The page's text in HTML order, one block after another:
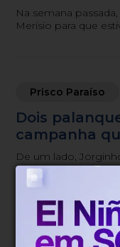
Na semana
Merísio para que
Prisco Paraíso
Dois
campanha
De um lado,
reeleição. Do outro,
Rodrigues, do PSD,
Prisco Paraíso